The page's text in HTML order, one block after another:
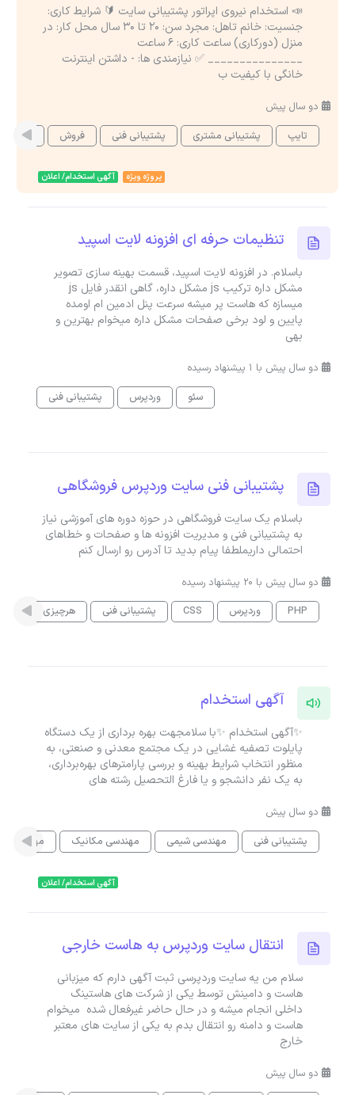
📣 استخدام نیروی اپراتور پشتیبانی سایت 🔰 شرایط کاری:
جنسیت: خانم تاهل: مجرد سن: ۲۰ تا ۳۰ سال محل کار: در
منزل (دورکاری) ساعت کاری: 6 ساعت
_______________ ✅ نیازمندی ها: - داشتن اینترنت
خانگی با کیفیت ب
دو سال پیش
تایپ
پشتیبانی مشتری پشتیبانی فنی فروش هرچیزی
پروژه ویژه آگهی استخدام/ اعلان
تنظیمات حرفه ای افزونه لایت اسپید
باسلام. در افزونه لایت اسپید، قسمت بهینه سازی تصویر
مشکل داره ترکیب js مشکل داره، گاهی انقدر فایل js
میسازه که هاست پر میشه سرعت پنل ادمین ام اومده
پایین و لود برخی صفحات مشکل داره میخوام بهترین و
بهی
دو سال پیش با 1 پیشنهاد رسیده
سئو
وردپرس پشتیبانی فنی
پشتیبانی فنی سایت وردپرس فروشگاهی
باسلام یک سایت فروشگاهی در حوزه دوره های آموزشی نیاز
به پشتیبانی فنی و مدیریت افزونه ها و صفحات و خطاهای
احتمالی داریملطفا پیام بدید تا آدرس رو ارسال کنم
دو سال پیش با 20 پیشنهاد رسیده
PHP
وردپرس CSS پشتیبانی فنی هرچیزی
آگهی استخدام
✨آگهی استخدام ✨با سلامجهت بهره برداری از یک دستگاه
پایلوت تصفیه غشایی در یک مجتمع معدنی و صنعتی، به
منظور انتخاب شرایط بهینه و بررسی پارامترهای بهره‌برداری،
به یک نفر دانشجو و یا فارغ التحصیل رشته های
دو سال پیش
پشتیبانی فنی
مهندسی شیمی مهندسی مکانیک مهندسی
آگهی استخدام/ اعلان
انتقال سایت وردپرس به هاست خارجی
سلام من یه سایت وردپرسی ثبت آگهی دارم که میزبانی
هاست و دامینش توسط یکی از شرکت های هاستینگ
داخلی انجام میشه و در حال حاضر غیرفعال شده میخوام
هاست و دامنه رو انتقال بدم به یکی از سایت های معتبر
خارج
دو سال پیش